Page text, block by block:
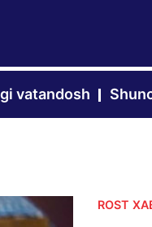
vatandosh
ROST